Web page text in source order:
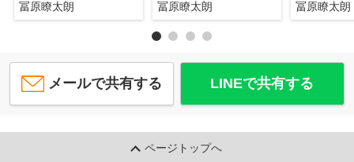
冨原瞭太朗 冨原瞭太朗 冨原瞭太朗
メールで共有する LINEで共有する
ページトップへ